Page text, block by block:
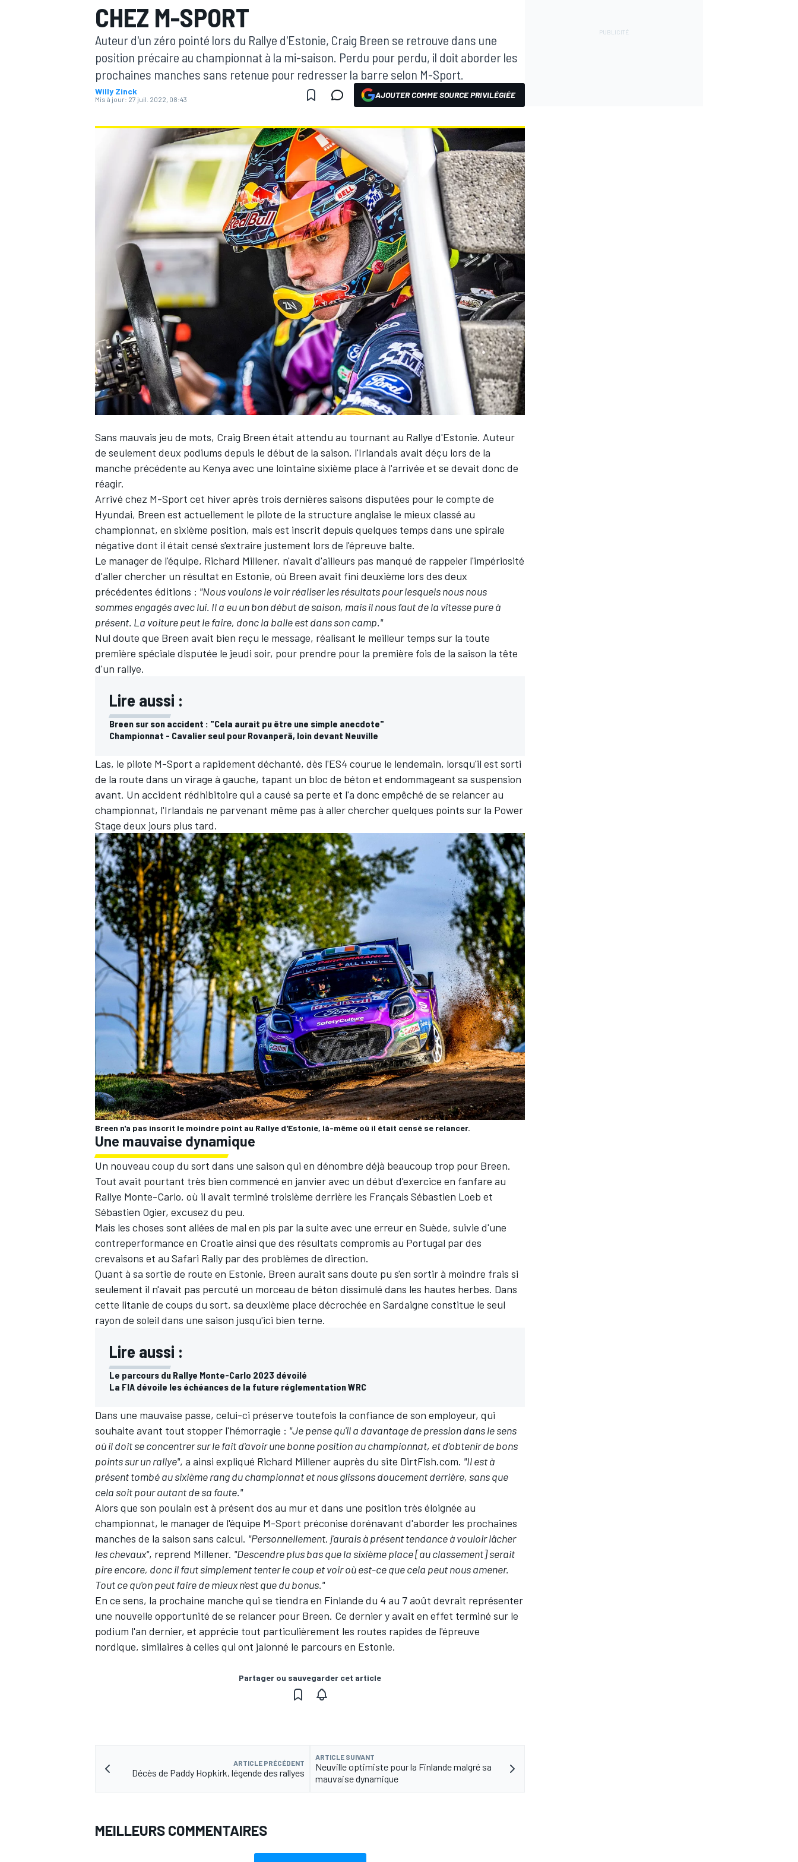
MOTOGP
WRC
WEC
AUTRES CHAMPIONNATS
CHEZ M-SPORT
Auteur d'un zéro pointé lors du Rallye d'Estonie, Craig Breen se retrouve dans une
position précaire au championnat à la mi-saison. Perdu pour perdu, il doit aborder les
prochaines manches sans retenue pour redresser la barre selon M-Sport.
Willy Zinck
Mis à jour: 27 juil. 2022, 08:43 AJOUTER COMME SOURCE PRIVILÉGIÉE
Sans mauvais jeu de mots, Craig Breen était attendu au tournant au Rallye d'Estonie. Auteur
de seulement deux podiums depuis le début de la saison, l'Irlandais avait déçu lors de la
manche précédente au Kenya avec une lointaine sixième place à l'arrivée et se devait donc de
réagir.
Arrivé chez M-Sport cet hiver après trois dernières saisons disputées pour le compte de
Hyundai, Breen est actuellement le pilote de la structure anglaise le mieux classé au
championnat, en sixième position, mais est inscrit depuis quelques temps dans une spirale
négative dont il était censé s'extraire justement lors de l'épreuve balte.
Le manager de l'équipe, Richard Millener, n'avait d'ailleurs pas manqué de rappeler l'impériosité
d'aller chercher un résultat en Estonie, où Breen avait fini deuxième lors des deux
précédentes éditions : "Nous voulons le voir réaliser les résultats pour lesquels nous nous
sommes engagés avec lui. Il a eu un bon début de saison, mais il nous faut de la vitesse pure à
présent. La voiture peut le faire, donc la balle est dans son camp."
Nul doute que Breen avait bien reçu le message, réalisant le meilleur temps sur la toute
première spéciale disputée le jeudi soir, pour prendre pour la première fois de la saison la tête
d'un rallye.
Lire aussi :
Breen sur son accident : "Cela aurait pu être une simple anecdote"
Championnat - Cavalier seul pour Rovanperä, loin devant Neuville
Las, le pilote M-Sport a rapidement déchanté, dès l'ES4 courue le lendemain, lorsqu'il est sorti
de la route dans un virage à gauche, tapant un bloc de béton et endommageant sa suspension
avant. Un accident rédhibitoire qui a causé sa perte et l'a donc empêché de se relancer au
championnat, l'Irlandais ne parvenant même pas à aller chercher quelques points sur la Power
Stage deux jours plus tard.
Breen n'a pas inscrit le moindre point au Rallye d'Estonie, là-même où il était censé se relancer.
Une mauvaise dynamique
Un nouveau coup du sort dans une saison qui en dénombre déjà beaucoup trop pour Breen.
Tout avait pourtant très bien commencé en janvier avec un début d'exercice en fanfare au
Rallye Monte-Carlo, où il avait terminé troisième derrière les Français Sébastien Loeb et
Sébastien Ogier, excusez du peu.
Mais les choses sont allées de mal en pis par la suite avec une erreur en Suède, suivie d'une
contreperformance en Croatie ainsi que des résultats compromis au Portugal par des
crevaisons et au Safari Rally par des problèmes de direction.
Quant à sa sortie de route en Estonie, Breen aurait sans doute pu s'en sortir à moindre frais si
seulement il n'avait pas percuté un morceau de béton dissimulé dans les hautes herbes. Dans
cette litanie de coups du sort, sa deuxième place décrochée en Sardaigne constitue le seul
rayon de soleil dans une saison jusqu'ici bien terne.
Lire aussi :
Le parcours du Rallye Monte-Carlo 2023 dévoilé
La FIA dévoile les échéances de la future réglementation WRC
Dans une mauvaise passe, celui-ci préserve toutefois la confiance de son employeur, qui
souhaite avant tout stopper l'hémorragie : "Je pense qu'il a davantage de pression dans le sens
où il doit se concentrer sur le fait d'avoir une bonne position au championnat, et d'obtenir de bons
points sur un rallye", a ainsi expliqué Richard Millener auprès du site DirtFish.com. "Il est à
présent tombé au sixième rang du championnat et nous glissons doucement derrière, sans que
cela soit pour autant de sa faute."
Alors que son poulain est à présent dos au mur et dans une position très éloignée au
championnat, le manager de l'équipe M-Sport préconise dorénavant d'aborder les prochaines
manches de la saison sans calcul. "Personnellement, j'aurais à présent tendance à vouloir lâcher
les chevaux", reprend Millener. "Descendre plus bas que la sixième place [au classement] serait
pire encore, donc il faut simplement tenter le coup et voir où est-ce que cela peut nous amener.
Tout ce qu'on peut faire de mieux n'est que du bonus."
En ce sens, la prochaine manche qui se tiendra en Finlande du 4 au 7 août devrait représenter
une nouvelle opportunité de se relancer pour Breen. Ce dernier y avait en effet terminé sur le
podium l'an dernier, et apprécie tout particulièrement les routes rapides de l'épreuve
nordique, similaires à celles qui ont jalonné le parcours en Estonie.
Partager ou sauvegarder cet article
ARTICLE PRÉCÉDENT
Décès de Paddy Hopkirk, légende des rallyes
ARTICLE SUIVANT
Neuville optimiste pour la Finlande malgré sa
mauvaise dynamique
MEILLEURS COMMENTAIRES